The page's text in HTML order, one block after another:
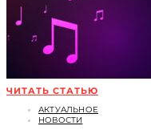
ЧИТАТЬ СТАТЬЮ
АКТУАЛЬНОЕ
НОВОСТИ